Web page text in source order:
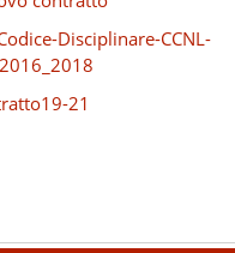
Disciplinare-CCNL-
21